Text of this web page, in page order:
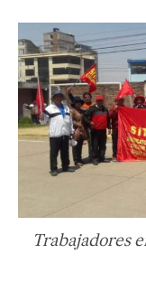
Trabajadores